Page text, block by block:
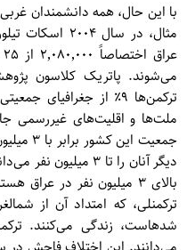
با این حال، همه دانشمندان غربی
مثال، در سال
می‌شوند. پاتریک کلاسون
ترکمن‌‌ها ۹٪ از
جمعیت
دیگر آنان را تا ۳
بالای ۳ میلیون نفر در
ترکمنلی، که امتداد آن از
شد‌هاست، زندگی می‌کنند.